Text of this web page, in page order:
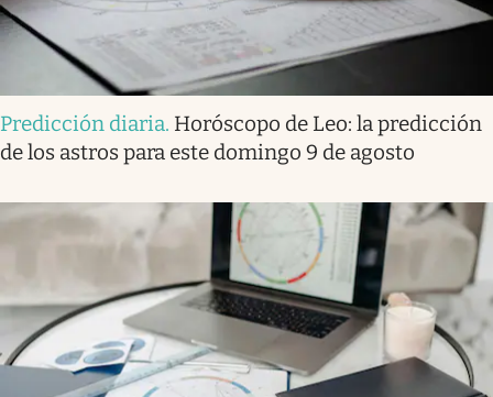
Predicción diaria. Horóscopo de Leo: la predicción
de los astros para este domingo 9 de agosto